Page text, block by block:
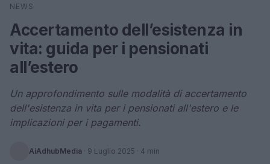
Cerca
NEWS
Accertamento dell’esistenza in
vita: guida per i pensionati
all’estero
Un approfondimento sulle modalità di accertamento
dell'esistenza in vita per i pensionati all'estero e le
implicazioni per i pagamenti.
AiAdhubMedia · 9 Luglio 2025 · 4 min